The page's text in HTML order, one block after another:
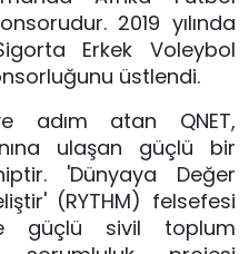
2019 yılında
Erkek Voleybol
üstlendi.
adım atan QNET,
ulaşan güçlü bir
'Dünyaya Değer
(RYTHM) felsefesi
güçlü sivil toplum